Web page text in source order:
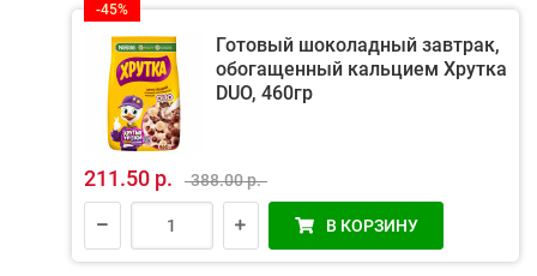
-45%
Готовый шоколадный завтрак,
обогащенный кальцием Хрутка
DUO, 460гр
211.50 р. 388.00 р.
В КОРЗИНУ